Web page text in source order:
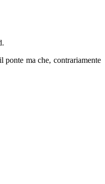
ponte ma che, contrariamente